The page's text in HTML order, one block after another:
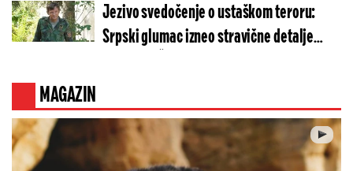
Jezivo svedočenje o ustaškom teroru:
Srpski glumac izneo stravične detalje
MAGAZIN